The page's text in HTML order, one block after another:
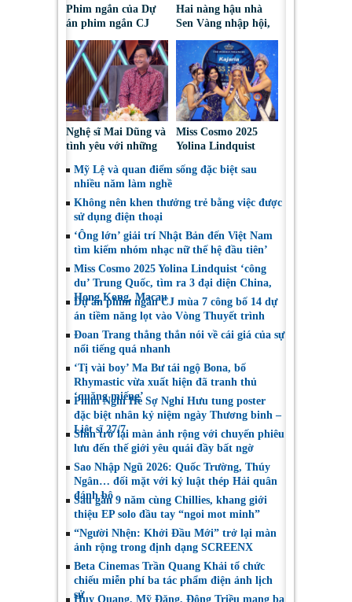
Phim ngắn của Dự
án phim ngắn CJ
tiếp tục được đề cử
tại LHP quốc tế
Toronto 2026
Hai nàng hậu nhà
Sen Vàng nhập hội,
cùng Duniverse
chinh phục khán giả
Nghệ sĩ Mai Dũng và
tình yêu với những
Miss Cosmo 2025
Yolina Lindquist
đại diện mới tranh
Mỹ Lệ và quan điểm sống đặc biệt sau
nhiều năm làm nghề
Không nên khen thưởng trẻ bằng việc được
sử dụng điện thoại
‘Ông lớn’ giải trí Nhật Bản đến Việt Nam
tìm kiếm nhóm nhạc nữ thế hệ đầu tiên’
Miss Cosmo 2025 Yolina Lindquist ‘công
du’ Trung Quốc, tìm ra 3 đại diện China,
Hong Kong, Macau
Dự án phim ngắn CJ mùa 7 công bố 14 dự
án tiềm năng lọt vào Vòng Thuyết trình
Đoan Trang thẳng thắn nói về cái giá của sự
nổi tiếng quá nhanh
‘Tị vài boy’ Ma Bư tái ngộ Bona, bố
Rhymastic vừa xuất hiện đã tranh thủ
‘quăng miếng’
Phim Nghỉ Hè Sợ Nghỉ Hưu tung poster
đặc biệt nhân kỷ niệm ngày Thương binh –
Liệt sĩ 27/7
Shin trở lại màn ảnh rộng với chuyến phiêu
lưu đến thế giới yêu quái đầy bất ngờ
Sao Nhập Ngũ 2026: Quốc Trường, Thúy
Ngân… đối mặt với kỷ luật thép Hải quân
đánh bộ
Sau gần 9 năm cùng Chillies, khang giới
thiệu EP solo đầu tay “ngoi mot minh”
“Người Nhện: Khởi Đầu Mới” trở lại màn
ảnh rộng trong định dạng SCREENX
Beta Cinemas Trần Quang Khải tổ chức
chiếu miễn phí ba tác phẩm điện ảnh lịch
sử
Huy Quang, Mỹ Đăng, Đông Triều mang ba